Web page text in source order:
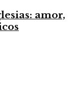
amor,